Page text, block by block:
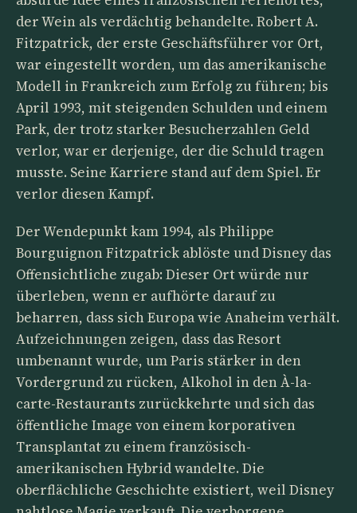
der Wein als verdächtig behandelte. Robert A.
Fitzpatrick, der erste Geschäftsführer vor Ort,
war eingestellt worden, um das amerikanische
Modell in Frankreich zum Erfolg zu führen; bis
April 1993, mit steigenden Schulden und einem
Park, der trotz starker Besucherzahlen Geld
verlor, war er derjenige, der die Schuld tragen
musste. Seine Karriere stand auf dem Spiel. Er
verlor diesen Kampf.
Der Wendepunkt kam 1994, als Philippe
Bourguignon Fitzpatrick ablöste und Disney das
Offensichtliche zugab: Dieser Ort würde nur
überleben, wenn er aufhörte darauf zu
beharren, dass sich Europa wie Anaheim verhält.
Aufzeichnungen zeigen, dass das Resort
umbenannt wurde, um Paris stärker in den
Vordergrund zu rücken, Alkohol in den À-la-
carte-Restaurants zurückkehrte und sich das
öffentliche Image von einem korporativen
Transplantat zu einem französisch-
amerikanischen Hybrid wandelte. Die
oberflächliche Geschichte existiert, weil Disney